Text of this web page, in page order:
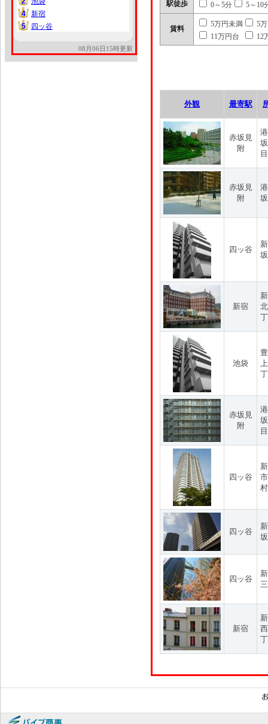
2
4
4
新宿
5
5 四ッ谷
08月06日15時更新
駅徒歩 0～5分 5～10
賃料
5万円未満
5
11万円台
12
外観 最寄駅
赤坂見
附
目
赤坂見
附
四ッ谷
新宿
池袋
赤坂見
附
目
四ッ谷
四ッ谷
四ッ谷
新宿